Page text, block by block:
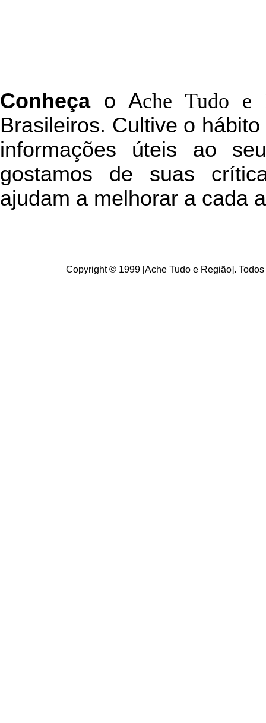
Conheçao Ache Tudo e
Brasileiros. Cultive o
informações úteis ao
gostamos de suas
ajudam a melhorar a cada
Copyright © 1999 [Ache Tudo e Região].